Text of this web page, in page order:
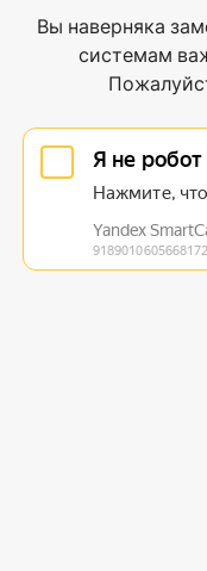
Вы наверняка
системам